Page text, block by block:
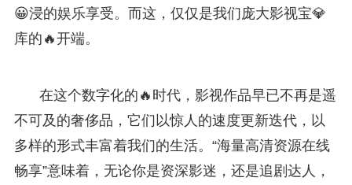
😀浸的娱乐享受。而这，仅仅是我们庞大影视宝💎
库的🔥开端。
在这个数字化的🔥时代，影视作品早已不再是遥
不可及的奢侈品，它们以惊人的速度更新迭代，以
多样的形式丰富着我们的生活。“海量高清资源在线
畅享”意味着，无论你是资深影迷，还是追剧达人，